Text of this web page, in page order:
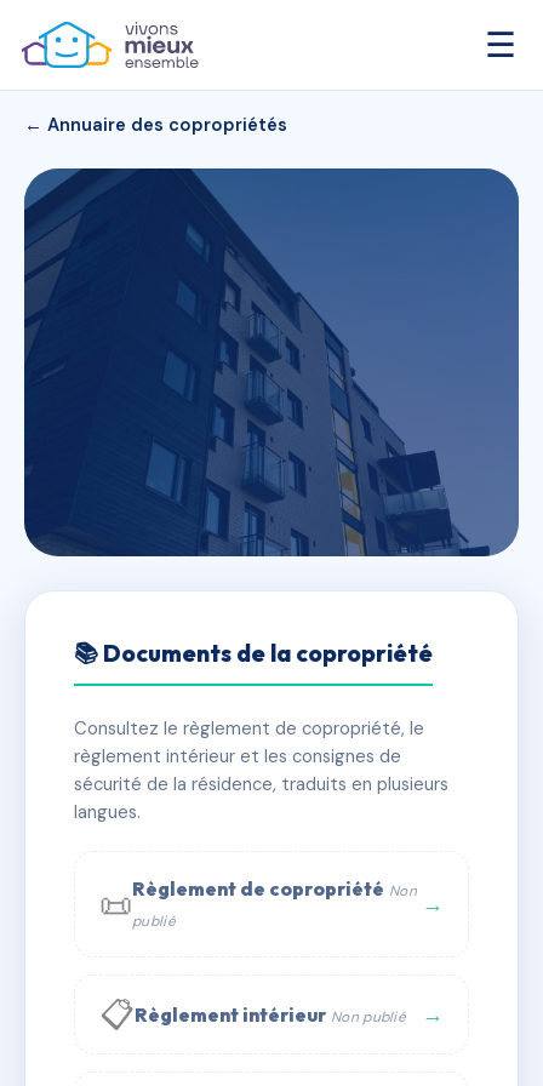
☰
← Annuaire des copropriétés
LA COMMANDERIE
✓ Immatriculée 🏠 100 lots 🏗 1 bâtiment(s)
📞 Contacter Syndic Digital
📚 Documents de la copropriété
Consultez le règlement de copropriété, le
règlement intérieur et les consignes de
sécurité de la résidence, traduits en plusieurs
langues.
📜Règlement de copropriété Non
publié
→
📋Règlement intérieur Non publié →